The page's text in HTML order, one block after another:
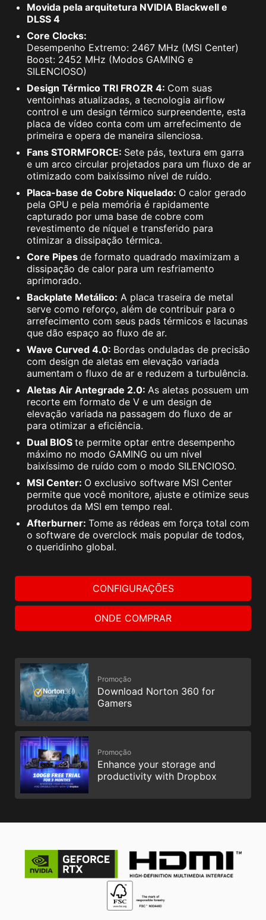
Movida pela arquitetura NVIDIA Blackwell e
DLSS 4
Core Clocks:
Desempenho Extremo: 2467 MHz (MSI Center)
Boost: 2452 MHz (Modos GAMING e
SILENCIOSO)
Design Térmico TRI FROZR 4: Com suas
ventoinhas atualizadas, a tecnologia airflow
control e um design térmico surpreendente, esta
placa de vídeo conta com um arrefecimento de
primeira e opera de maneira silenciosa.
Fans STORMFORCE: Sete pás, textura em garra
e um arco circular projetados para um fluxo de ar
otimizado com baixíssimo nível de ruído.
Placa-base de Cobre Niquelado: O calor gerado
pela GPU e pela memória é rapidamente
capturado por uma base de cobre com
revestimento de níquel e transferido para
otimizar a dissipação térmica.
Core Pipes de formato quadrado maximizam a
dissipação de calor para um resfriamento
aprimorado.
Backplate Metálico: A placa traseira de metal
serve como reforço, além de contribuir para o
arrefecimento com seus pads térmicos e lacunas
que dão espaço ao fluxo de ar.
Wave Curved 4.0: Bordas onduladas de precisão
com design de aletas em elevação variada
aumentam o fluxo de ar e reduzem a turbulência.
Aletas Air Antegrade 2.0: As aletas possuem um
recorte em formato de V e um design de
elevação variada na passagem do fluxo de ar
para otimizar a eficiência.
Dual BIOS te permite optar entre desempenho
máximo no modo GAMING ou um nível
baixíssimo de ruído com o modo SILENCIOSO.
MSI Center: O exclusivo software MSI Center
permite que você monitore, ajuste e otimize seus
produtos da MSI em tempo real.
Afterburner: Tome as rédeas em força total com
o software de overclock mais popular de todos,
o queridinho global.
CONFIGURAÇÕES
ONDE COMPRAR
Promoção
Download Norton 360 for
Gamers
Promoção
Enhance your storage and
productivity with Dropbox